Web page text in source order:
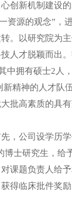
创新机制建设的
源的观念”，
。以研究院为
人才脱颖而出
中拥有硕士2人
精神的人才队
批高素质的具
，公司设学历
士研究生，
课题负责人给
得临床批件奖